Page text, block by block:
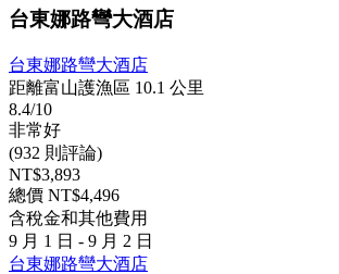
台東娜路彎大酒店
台東娜路彎大酒店
距離富山護漁區 10.1 公里
8.4/10
非常好
(932 則評論)
NT$3,893
總價 NT$4,496
含稅金和其他費用
9 月 1 日 - 9 月 2 日
台東娜路彎大酒店